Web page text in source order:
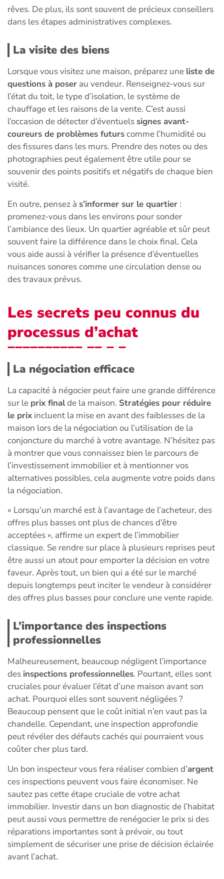
rêves. De plus, ils sont souvent de précieux conseillers
dans les étapes administratives complexes.
La visite des biens
Lorsque vous visitez une maison, préparez une liste de
questions à poser au vendeur. Renseignez-vous sur
l’état du toit, le type d’isolation, le système de
chauffage et les raisons de la vente. C’est aussi
l’occasion de détecter d’éventuels signes avant-
coureurs de problèmes futurscomme l’humidité ou
des fissures dans les murs. Prendre des notes ou des
photographies peut également être utile pour se
souvenir des points positifs et négatifs de chaque bien
visité.
En outre, pensez à s’informer sur le quartier :
promenez-vous dans les environs pour sonder
l’ambiance des lieux. Un quartier agréable et sûr peut
souvent faire la différence dans le choix final. Cela
vous aide aussi à vérifier la présence d’éventuelles
nuisances sonores comme une circulation dense ou
des travaux prévus.
Les secrets peu connus du
processus d’achat
La négociation efficace
La capacité à négocier peut faire une grande différence
sur le prix finalde la maison. Stratégies pour réduire
le prix incluent la mise en avant des faiblesses de la
maison lors de la négociation ou l’utilisation de la
conjoncture du marché à votre avantage. N’hésitez pas
à montrer que vous connaissez bien le parcours de
l’investissement immobilier et à mentionner vos
alternatives possibles, cela augmente votre poids dans
la négociation.
« Lorsqu’un marché est à l’avantage de l’acheteur, des
offres plus basses ont plus de chances d’être
acceptées », affirme un expert de l’immobilier
classique. Se rendre sur place à plusieurs reprises peut
être aussi un atout pour emporter la décision en votre
faveur. Après tout, un bien qui a été sur le marché
depuis longtemps peut inciter le vendeur à considérer
des offres plus basses pour conclure une vente rapide.
L’importance des inspections
professionnelles
Malheureusement, beaucoup négligent l’importance
des inspections professionnelles. Pourtant, elles sont
cruciales pour évaluer l’état d’une maison avant son
achat. Pourquoi elles sont souvent négligées ?
Beaucoup pensent que le coût initial n’en vaut pas la
chandelle. Cependant, une inspection approfondie
peut révéler des défauts cachés qui pourraient vous
coûter cher plus tard.
Un bon inspecteur vous fera réaliser combien d’argent
ces inspections peuvent vous faire économiser. Ne
sautez pas cette étape cruciale de votre achat
immobilier. Investir dans un bon diagnostic de l’habitat
peut aussi vous permettre de renégocier le prix si des
réparations importantes sont à prévoir, ou tout
simplement de sécuriser une prise de décision éclairée
avant l’achat.